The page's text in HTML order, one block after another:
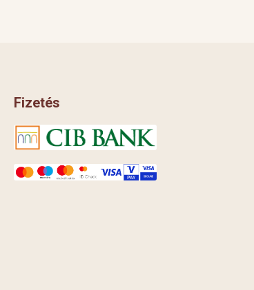
Fizetés